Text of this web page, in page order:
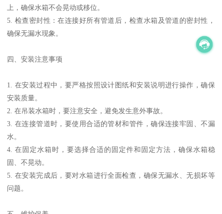
上，确保水箱不会晃动或移位。
5. 检查密封性：在连接好所有管道后，检查水箱及管道的密封性，
确保无漏水现象。
四、安装注意事项
1. 在安装过程中，要严格按照设计图纸和安装说明进行操作，确保
安装质量。
2. 在吊装水箱时，要注意安全，避免发生意外事故。
3. 在连接管道时，要使用合适的管材和管件，确保连接牢固、不漏
水。
4. 在固定水箱时，要选择合适的固定件和固定方法，确保水箱稳
固、不晃动。
5. 在安装完成后，要对水箱进行全面检查，确保无漏水、无损坏等
问题。